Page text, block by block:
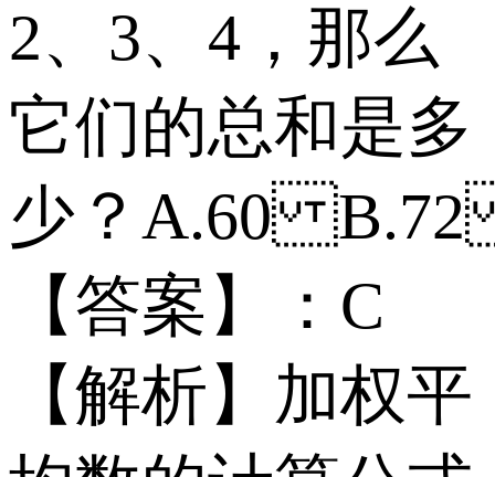
2、3、4，那么
它们的总和是多
少？ A.60
【答案】：C
【解析】加权平